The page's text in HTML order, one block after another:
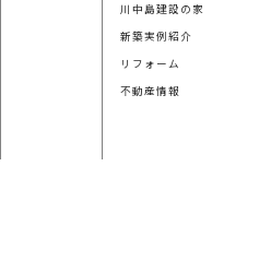
川中島建設の家
新築実例紹介
リフォーム
不動産情報